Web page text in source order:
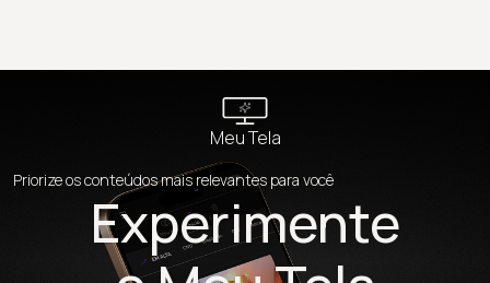
Meu Tela
Priorize os conteúdos mais relevantes para você
Experimente